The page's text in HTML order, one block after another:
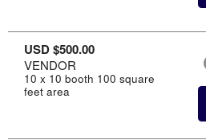
USD $500.00
VENDOR
10 x 10 booth 100 square
feet area